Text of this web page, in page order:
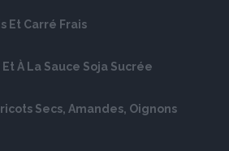
Et Carré Frais
À La Sauce Soja Sucrée
Secs, Amandes, Oignons